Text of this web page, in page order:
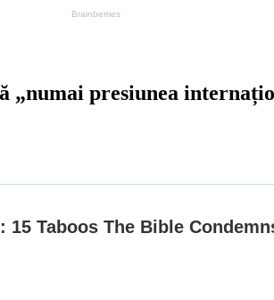
„numai presiunea